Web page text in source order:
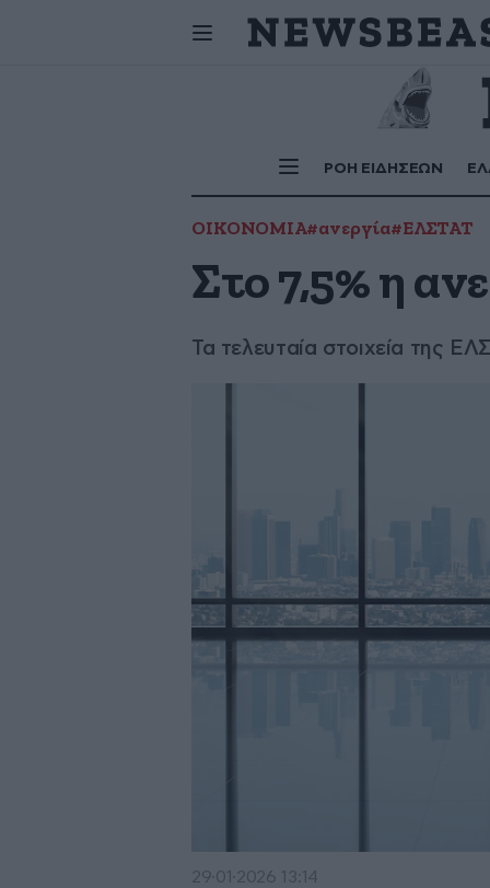
Σήμερα γιορτάζουν:Δεν
ΡΟΗ ΕΙΔΗΣΕΩΝ
ΟΙΚΟΝΟΜΙΑ#ανεργία#ΕΛΣΤΑΤ
Στο 7,5% η
Τα τελευταία στοιχεία της
29·01·2026 13:14